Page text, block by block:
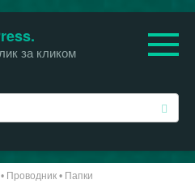
за кликом
о
с
• Проводник • Папки